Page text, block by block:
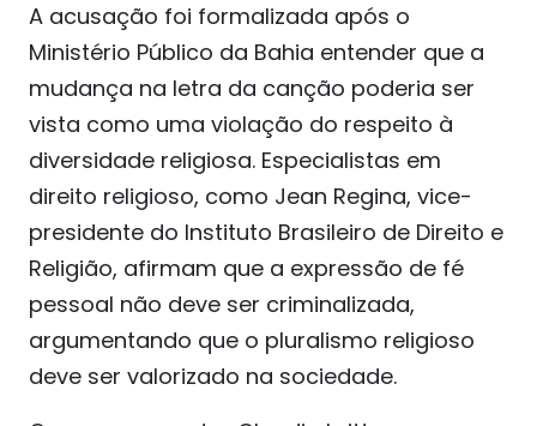
A acusação foi formalizada após o
Ministério Público da Bahia entender que a
mudança na letra da canção poderia ser
vista como uma violação do respeito à
diversidade religiosa. Especialistas em
direito religioso, como Jean Regina, vice-
presidente do Instituto Brasileiro de Direito e
Religião, afirmam que a expressão de fé
pessoal não deve ser criminalizada,
argumentando que o pluralismo religioso
deve ser valorizado na sociedade.